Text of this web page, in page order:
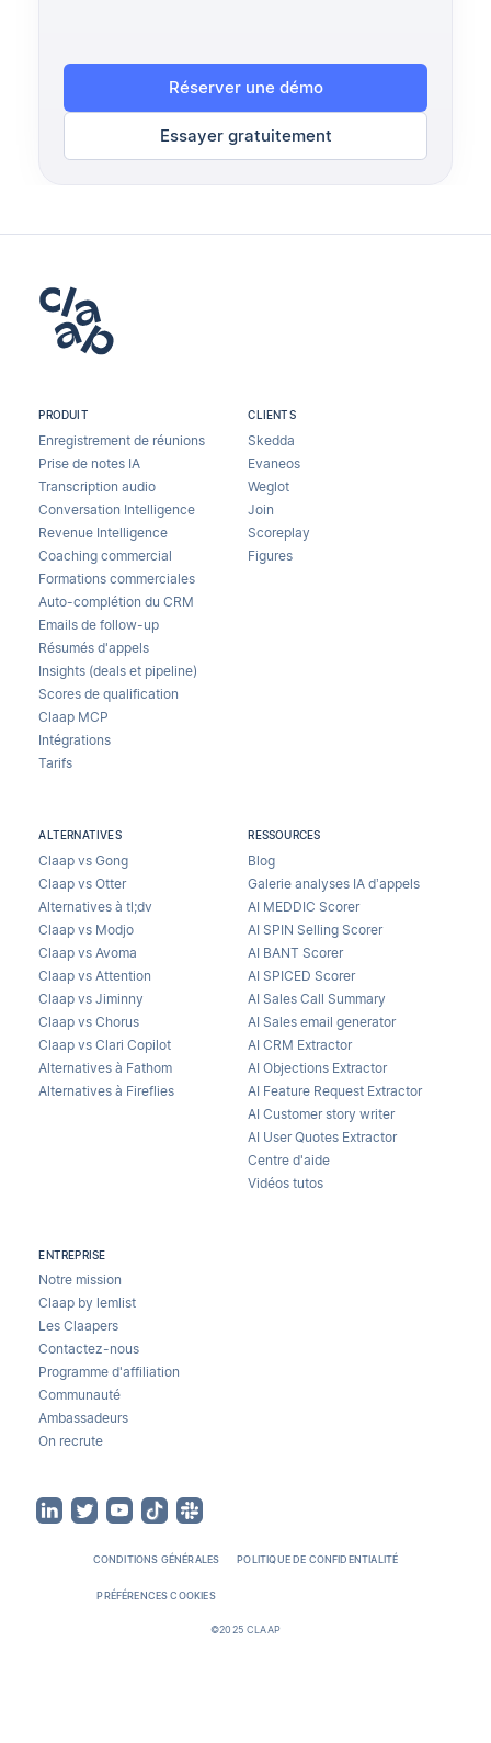
Réserver une démo
Essayer gratuitement
PRODUIT
Enregistrement de réunions
Prise de notes IA
Transcription audio
Conversation Intelligence
Revenue Intelligence
Coaching commercial
Formations commerciales
Auto-complétion du CRM
Emails de follow-up
Résumés d'appels
Insights (deals et pipeline)
Scores de qualification
Claap MCP
Intégrations
Tarifs
CLIENTS
Skedda
Evaneos
Weglot
Join
Scoreplay
Figures
ALTERNATIVES
Claap vs Gong
Claap vs Otter
Alternatives à tl;dv
Claap vs Modjo
Claap vs Avoma
Claap vs Attention
Claap vs Jiminny
Claap vs Chorus
Claap vs Clari Copilot
Alternatives à Fathom
Alternatives à Fireflies
RESSOURCES
Blog
Galerie analyses IA d’appels
AI MEDDIC Scorer
AI SPIN Selling Scorer
AI BANT Scorer
AI SPICED Scorer
AI Sales Call Summary
AI Sales email generator
AI CRM Extractor
AI Objections Extractor
AI Feature Request Extractor
AI Customer story writer
AI User Quotes Extractor
Centre d'aide
Vidéos tutos
ENTREPRISE
Notre mission
Claap by lemlist
Les Claapers
Contactez-nous
Programme d'affiliation
Communauté
Ambassadeurs
On recrute
CONDITIONS GÉNÉRALES POLITIQUE DE CONFIDENTIALITÉ
PRÉFÉRENCES COOKIES
©2025 CLAAP